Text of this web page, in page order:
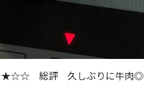
総評 久しぶりに牛肉◎